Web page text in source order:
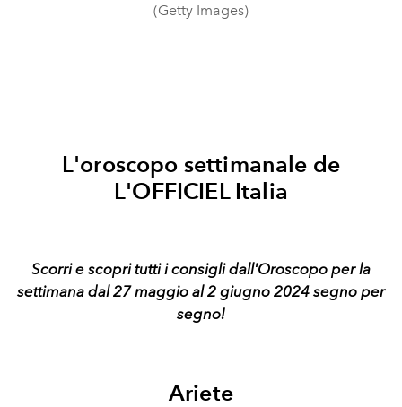
(Getty Images)
L'oroscopo settimanale de
L'OFFICIEL Italia
Scorri e scopri tutti i consigli dall'Oroscopo per la
settimana dal 27 maggio al 2 giugno 2024 segno per
segno!
Ariete